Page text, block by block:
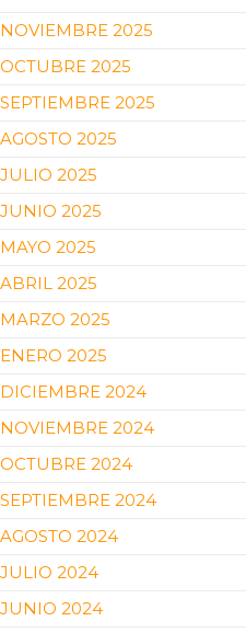
NOVIEMBRE 2025
OCTUBRE 2025
SEPTIEMBRE 2025
AGOSTO 2025
JULIO 2025
JUNIO 2025
MAYO 2025
ABRIL 2025
MARZO 2025
ENERO 2025
DICIEMBRE 2024
NOVIEMBRE 2024
OCTUBRE 2024
SEPTIEMBRE 2024
AGOSTO 2024
JULIO 2024
JUNIO 2024